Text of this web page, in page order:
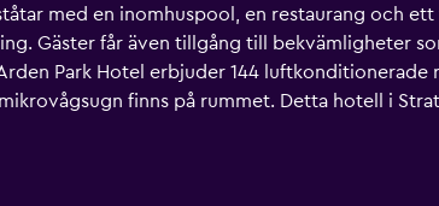
med en inomhuspool, en restaurang och
Gäster får även tillgång till bekvämligheter
Park Hotel erbjuder 144
finns på rummet. Detta hotell i
(restriktioner kan förekomma). Städning